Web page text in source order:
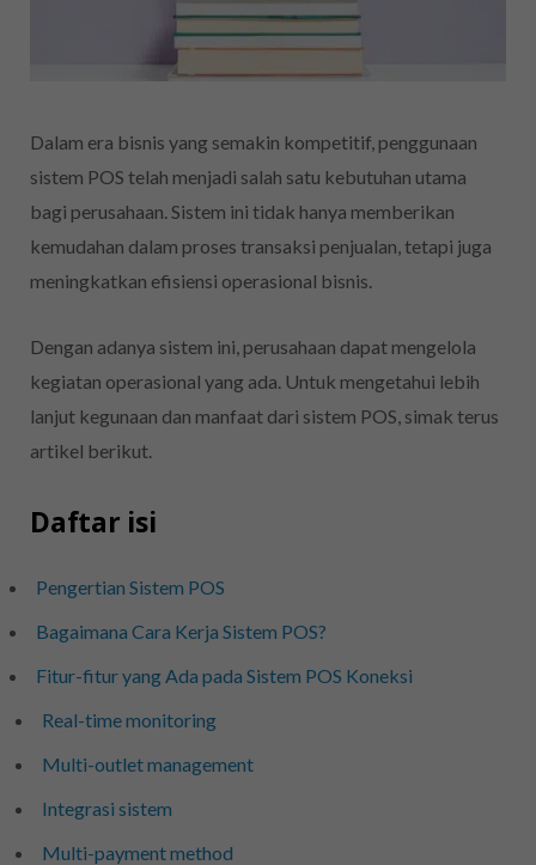
Dalam era bisnis yang semakin kompetitif, penggunaan
sistem POS telah menjadi salah satu kebutuhan utama
bagi perusahaan. Sistem ini tidak hanya memberikan
kemudahan dalam proses transaksi penjualan, tetapi juga
meningkatkan efisiensi operasional bisnis.
Dengan adanya sistem ini, perusahaan dapat mengelola
kegiatan operasional yang ada. Untuk mengetahui lebih
lanjut kegunaan dan manfaat dari sistem POS, simak terus
artikel berikut.
Daftar isi
Pengertian Sistem POS
Bagaimana Cara Kerja Sistem POS?
Fitur-fitur yang Ada pada Sistem POS Koneksi
Real-time monitoring
Multi-outlet management
Integrasi sistem
Multi-payment method